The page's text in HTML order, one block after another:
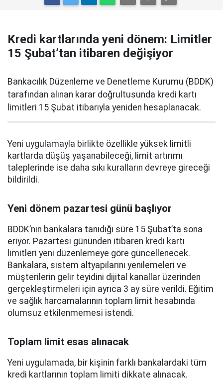
Kredi kartlarında yeni dönem: Limitler
15 Şubat’tan itibaren değişiyor
Bankacılık Düzenleme ve Denetleme Kurumu (BDDK)
tarafından alınan karar doğrultusunda kredi kartı
limitleri 15 Şubat itibarıyla yeniden hesaplanacak.
Yeni uygulamayla birlikte özellikle yüksek limitli
kartlarda düşüş yaşanabileceği, limit artırımı
taleplerinde ise daha sıkı kuralların devreye gireceği
bildirildi.
Yeni dönem pazartesi günü başlıyor
BDDK’nın bankalara tanıdığı süre 15 Şubat’ta sona
eriyor. Pazartesi gününden itibaren kredi kartı
limitleri yeni düzenlemeye göre güncellenecek.
Bankalara, sistem altyapılarını yenilemeleri ve
müşterilerin gelir teyidini dijital kanallar üzerinden
gerçekleştirmeleri için ayrıca 3 ay süre verildi. Eğitim
ve sağlık harcamalarının toplam limit hesabında
olumsuz etkilenmemesi istendi.
Toplam limit esas alınacak
Yeni uygulamada, bir kişinin farklı bankalardaki tüm
kredi kartlarının toplam limiti dikkate alınacak.